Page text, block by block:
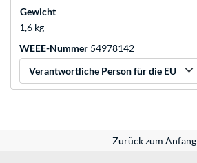
Gewicht
1,6 kg
WEEE-Nummer 54978142
Verantwortliche Person für die EU
Zurück zum Anfang